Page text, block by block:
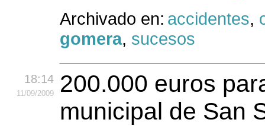
Archivado en: accidentes,
gomera, sucesos
18:14
11/09/2009
200.000 euros
municipal de San